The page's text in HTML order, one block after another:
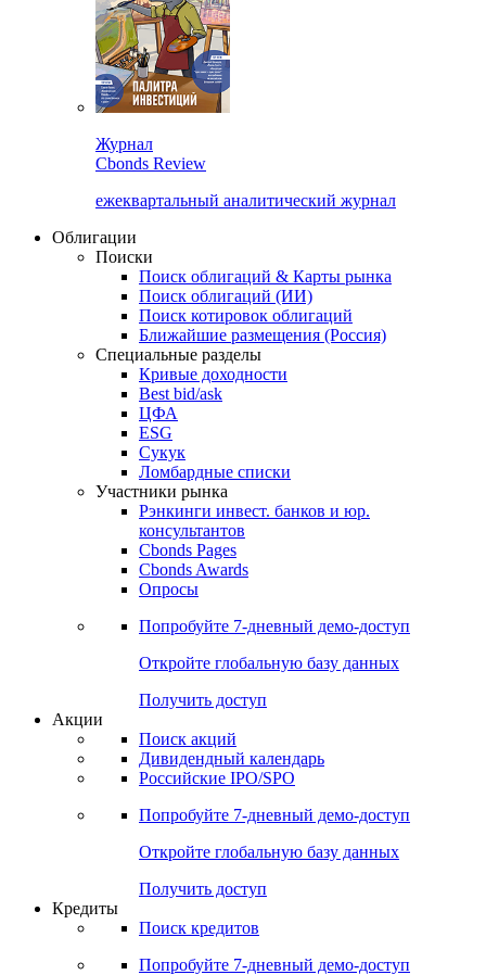
Журнал
Cbonds Review
ежеквартальный аналитический журнал
Облигации
Поиски
Поиск облигаций & Карты рынка
Поиск облигаций (ИИ)
Поиск котировок облигаций
Ближайшие размещения (Россия)
Специальные разделы
Кривые доходности
Best bid/ask
ЦФА
ESG
Сукук
Ломбардные списки
Участники рынка
Рэнкинги инвест. банков и юр.
консультантов
Cbonds Pages
Cbonds Awards
Опросы
Попробуйте 7-дневный демо-доступ
Откройте глобальную базу данных
Получить доступ
Акции
Поиск акций
Дивидендный календарь
Российские IPO/SPO
Попробуйте 7-дневный демо-доступ
Откройте глобальную базу данных
Получить доступ
Кредиты
Поиск кредитов
Попробуйте 7-дневный демо-доступ